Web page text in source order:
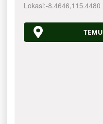
Lokasi:-8.4646,115.4480